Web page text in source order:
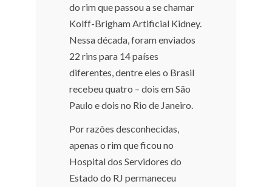
do rim que passou a se chamar
Kolff-Brigham Artificial Kidney.
Nessa década, foram enviados
22 rins para 14 países
diferentes, dentre eles o Brasil
recebeu quatro – dois em São
Paulo e dois no Rio de Janeiro.
Por razões desconhecidas,
apenas o rim que ficou no
Hospital dos Servidores do
Estado do RJ permaneceu